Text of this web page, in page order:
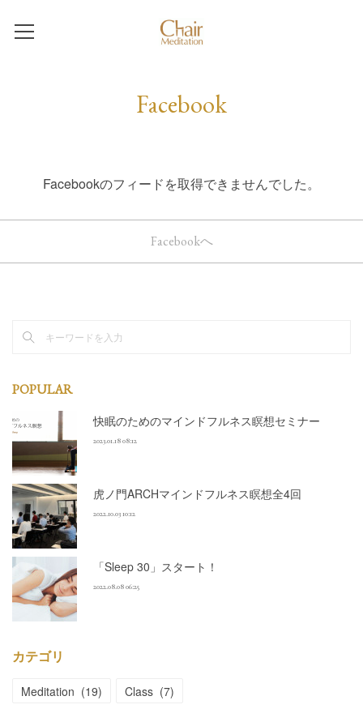
Facebook
Facebookのフィードを取得できませんでした。
Facebookへ
POPULAR
快眠のためのマインドフルネス瞑想セミナー
2023.01.18 08:12
虎ノ門ARCHマインドフルネス瞑想全4回
2022.10.03 10:12
「Sleep 30」スタート！
2022.08.08 06:25
カテゴリ
Meditation (19) Class (7)